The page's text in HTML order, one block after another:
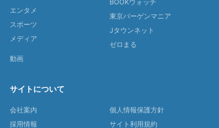
エンタメ
スポーツ
メディア
動画
BOOKウォッチ
東京バーゲンマニア
Jタウンネット
ゼロまる
サイトについて
会社案内
採用情報
個人情報保護方針
サイト利用規約